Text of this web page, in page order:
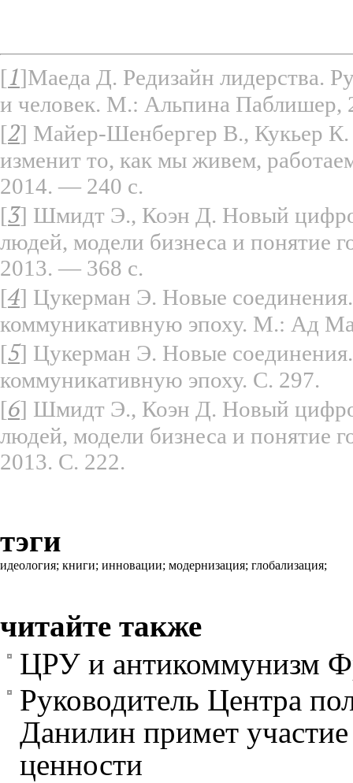
[1]Маеда Д. Редизайн лидерства.
и человек. М.: Альпина Паблишер,
[2] Майер-Шенбергер В., Кукьер
изменит то, как мы живем,
2014. — 240 с.
[3] Шмидт Э., Коэн Д. Новый
людей, модели бизнеса и понятие
2013. — 368 с.
[4] Цукерман Э. Новые
коммуникативную эпоху. М.: Ад
[5] Цукерман Э. Новые
коммуникативную эпоху. С. 297.
[6] Шмидт Э., Коэн Д. Новый
людей, модели бизнеса и понятие
2013. С. 222.
тэги
идеология; книги; инновации; модернизация; глобализация;
читайте также
ЦРУ и антикоммунизм
Руководитель Центра
Данилин примет
ценности